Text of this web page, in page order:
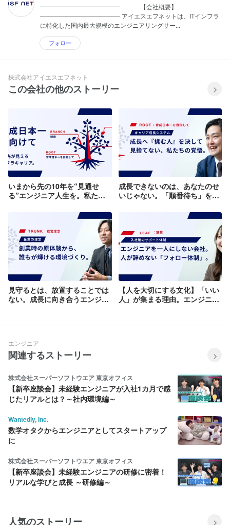
━━━━━━━━━━━━━ 【会社概要】
━━━━━━━━━━━━━ アイエスエフネットは、ITインフラ
に特化した国内最大規模のエンジニアリングサー...
フォロー
株式会社アイエスエフネット
この会社の他のストーリー
いまから先の10年を“見通せ
る”エンジニア人生を。私たち
成長できないのは、あなたのせ
いじゃない。「順番待ち」をな
見守るとは、放置することでは
ない。成長に向き合うエンジニ
【人を大切にする文化】「いい
人」が集まる理由。エンジニア
エンジニア
関連するストーリー
株式会社スーパーソフトウエア 東京オフィス
【新卒座談会】未経験エンジニアが入社1カ月で感
じたリアルとは？～社内環境編～
Wantedly, Inc.
数学オタクからエンジニアとしてスタートアップ
に
株式会社スーパーソフトウエア 東京オフィス
【新卒座談会】未経験エンジニアの研修に密着！
リアルな学びと成長 ～研修編～
人気のストーリー